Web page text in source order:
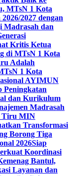
MTsN 1 Kota
2027 dengan
Madrasah dan
Kritis Ketua
di MTsN 1 Kota
Adalah
1 Kota
AYIMUN
Peningkatan
dan Kurikulum
Madrasah
Tiru MIN
Transformasi
Borong Tiga
2026Siap
Koordinasi
Bantul,
Layanan dan